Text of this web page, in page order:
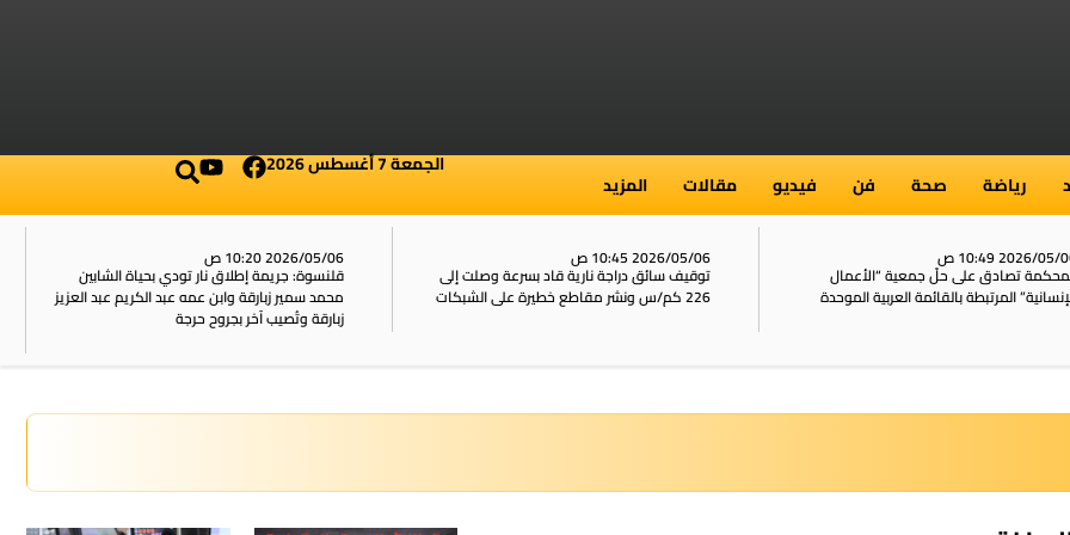
رياضة صحة فن فيديو مقالات المزيد
الجمعة 7 أغسطس 2026
05/06 10:45 ص
سائق دراجة نارية قاد بسرعة وصلت إلى
خطيرة على الشبكات
2026/05/06 10:20 ص
قلنسوة: جريمة إطلاق نار تودي بحياة الشابين
محمد سمير زبارقة وابن عمه عبد الكريم عبد العزيز
2026/05/03 2:13 م
تمديد اعتقال ناشط بارز في “أسطول الصمود” نحو
غزة بشبهة الانتماء لتنظيم محظور